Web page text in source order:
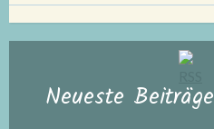
Neueste Beiträge